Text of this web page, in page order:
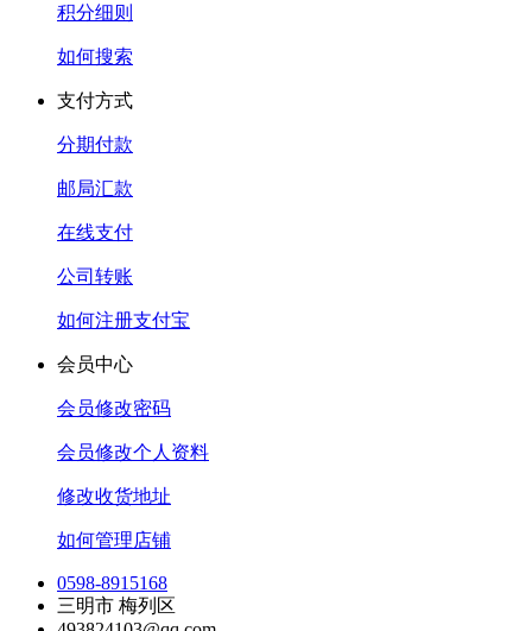
积分细则
如何搜索
支付方式
分期付款
邮局汇款
在线支付
公司转账
如何注册支付宝
会员中心
会员修改密码
会员修改个人资料
修改收货地址
如何管理店铺
0598-8915168
三明市 梅列区